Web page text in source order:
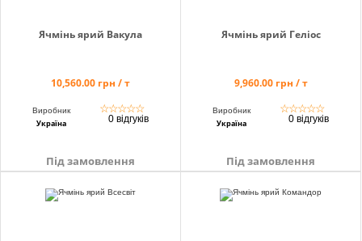
0 800 203
302
Безкоштовно
+38 (096) 733
+38 (066) 733
Ячмінь ярий Вакула
10,560.00 грн / т
Виробник
Україна
☆☆☆☆☆
0 відгуків
Під замовлення
Ячмінь ярий Геліос
9,960.00 грн / т
Виробник
Україна
☆☆☆☆☆
0 відгуків
Під замовлення